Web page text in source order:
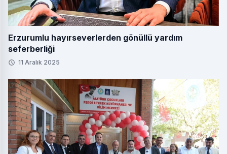
Erzurumlu hayırseverlerden gönüllü yardım
seferberliği
11 Aralık 2025